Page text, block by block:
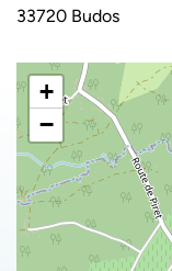
33720 Budos
+
−